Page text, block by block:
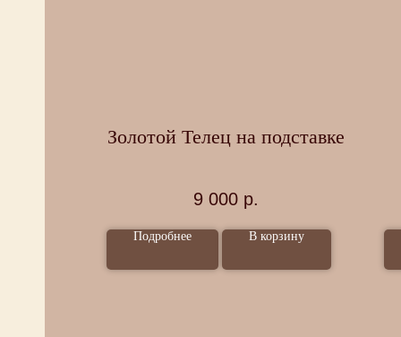
Золотой Телец на подставке
9 000 р.
Подробнее В корзину